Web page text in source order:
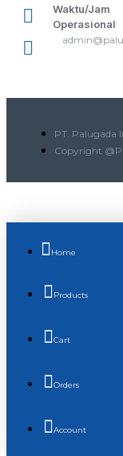
Waktu/Jam
Operasional
PT. Palugada
Copyright
Home
Products
Cart
Orders
Account